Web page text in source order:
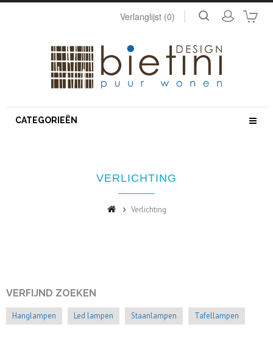
Verlanglijst (0)
CATEGORIEËN
VERLICHTING
Verlichting
VERFIJND ZOEKEN
Hanglampen Led lampen Staanlampen Tafellampen